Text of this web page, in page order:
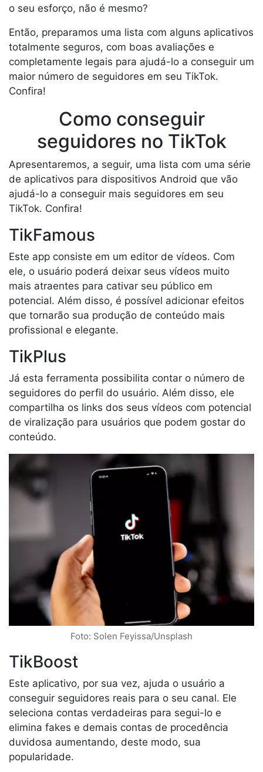
o seu esforço, não é mesmo?
Então, preparamos uma lista com alguns aplicativos
totalmente seguros, com boas avaliações e
completamente legais para ajudá-lo a conseguir um
maior número de seguidores em seu TikTok.
Confira!
Como conseguir
seguidores no TikTok
Apresentaremos, a seguir, uma lista com uma série
de aplicativos para dispositivos Android que vão
ajudá-lo a conseguir mais seguidores em seu
TikTok. Confira!
TikFamous
Este app consiste em um editor de vídeos. Com
ele, o usuário poderá deixar seus vídeos muito
mais atraentes para cativar seu público em
potencial. Além disso, é possível adicionar efeitos
que tornarão sua produção de conteúdo mais
profissional e elegante.
TikPlus
Já esta ferramenta possibilita contar o número de
seguidores do perfil do usuário. Além disso, ele
compartilha os links dos seus vídeos com potencial
de viralização para usuários que podem gostar do
conteúdo.
Foto: Solen Feyissa/Unsplash
TikBoost
Este aplicativo, por sua vez, ajuda o usuário a
conseguir seguidores reais para o seu canal. Ele
seleciona contas verdadeiras para segui-lo e
elimina fakes e demais contas de procedência
duvidosa aumentando, deste modo, sua
popularidade.